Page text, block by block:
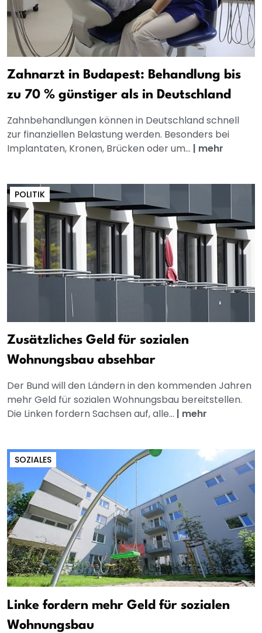
Zahnarzt in Budapest: Behandlung bis
zu 70 % günstiger als in Deutschland
Zahnbehandlungen können in Deutschland schnell
zur finanziellen Belastung werden. Besonders bei
Implantaten, Kronen, Brücken oder um... | mehr
POLITIK
Zusätzliches Geld für sozialen
Wohnungsbau absehbar
Der Bund will den Ländern in den kommenden Jahren
mehr Geld für sozialen Wohnungsbau bereitstellen.
Die Linken fordern Sachsen auf, alle... | mehr
SOZIALES
Linke fordern mehr Geld für sozialen
Wohnungsbau